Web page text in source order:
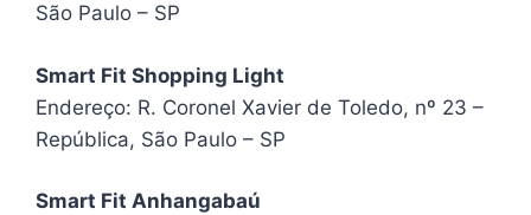
São Paulo – SP
Smart Fit Shopping Light
Endereço: R. Coronel Xavier de Toledo, nº 23 –
República, São Paulo – SP
Smart Fit Anhangabaú